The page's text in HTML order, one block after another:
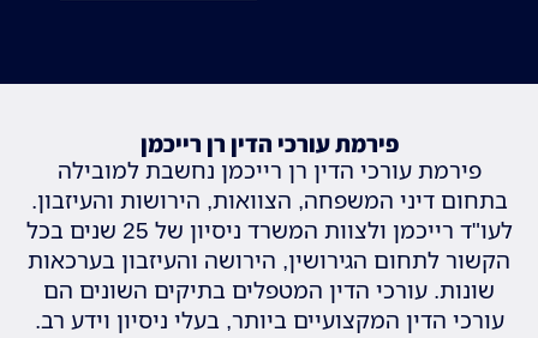
פירמת עורכי הדין רן רייכמן
פירמת עורכי הדין רן רייכמן נחשבת למובילה
בתחום דיני המשפחה, הצוואות, הירושות והעיזבון.
לעו"ד רייכמן ולצוות המשרד ניסיון של 25 שנים בכל
הקשור לתחום הגירושין, הירושה והעיזבון בערכאות
שונות. עורכי הדין המטפלים בתיקים השונים הם
עורכי הדין המקצועיים ביותר, בעלי ניסיון וידע רב.